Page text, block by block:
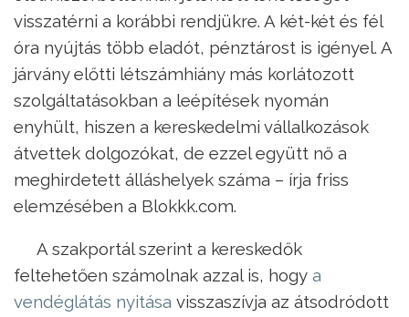
visszatérni a korábbi rendjükre. A két-két és fél
óra nyújtás több eladót, pénztárost is igényel. A
járvány előtti létszámhiány más korlátozott
szolgáltatásokban a leépítések nyomán
enyhült, hiszen a kereskedelmi vállalkozások
átvettek dolgozókat, de ezzel együtt nő a
meghirdetett álláshelyek száma – írja friss
elemzésében a Blokkk.com.
A szakportál szerint a kereskedők
feltehetően számolnak azzal is, hogy a
vendéglátás nyitása visszaszívja az átsodródott